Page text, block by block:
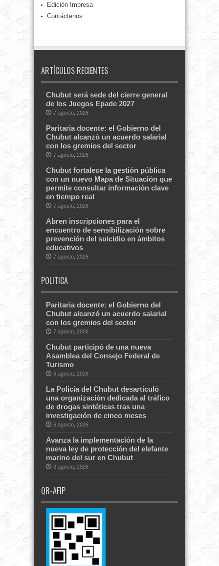
Edición Impresa
Contáctenos
ARTÍCULOS RECIENTES
Chubut será sede del cierre general
de los Juegos Epade 2027
7 agosto, 2026
Paritaria docente: el Gobierno del
Chubut alcanzó un acuerdo salarial
con los gremios del sector
7 agosto, 2026
Chubut fortalece la gestión pública
con un nuevo Mapa de Situación que
permite consultar información clave
en tiempo real
7 agosto, 2026
Abren inscripciones para el
encuentro de sensibilización sobre
prevención del suicidio en ámbitos
educativos
7 agosto, 2026
POLITICA
Paritaria docente: el Gobierno del
Chubut alcanzó un acuerdo salarial
con los gremios del sector
7 agosto, 2026
Chubut participó de una nueva
Asamblea del Consejo Federal de
Turismo
6 agosto, 2026
La Policía del Chubut desarticuló
una organización dedicada al tráfico
de drogas sintéticas tras una
investigación de cinco meses
6 agosto, 2026
Avanza la implementación de la
nueva ley de protección del elefante
marino del sur en Chubut
3 agosto, 2026
QR-AFIP